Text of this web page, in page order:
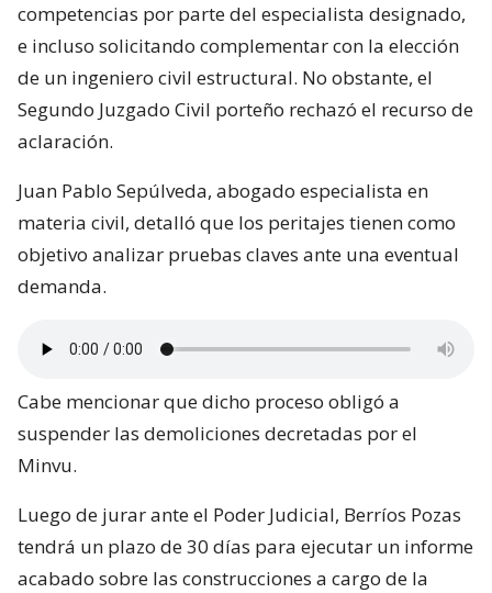
competencias por parte del especialista designado,
e incluso solicitando complementar con la elección
de un ingeniero civil estructural. No obstante, el
Segundo Juzgado Civil porteño rechazó el recurso de
aclaración.
Juan Pablo Sepúlveda, abogado especialista en
materia civil, detalló que los peritajes tienen como
objetivo analizar pruebas claves ante una eventual
demanda.
Cabe mencionar que dicho proceso obligó a
suspender las demoliciones decretadas por el
Minvu.
Luego de jurar ante el Poder Judicial, Berríos Pozas
tendrá un plazo de 30 días para ejecutar un informe
acabado sobre las construcciones a cargo de la